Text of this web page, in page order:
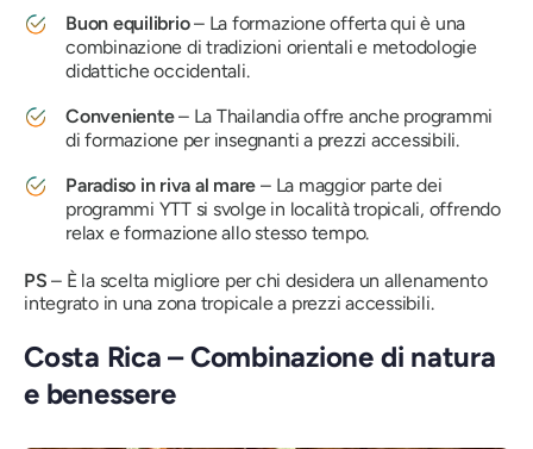
Buon equilibrio– La formazione offerta qui è una
combinazione di tradizioni orientali e metodologie
didattiche occidentali.
Conveniente– La Thailandia offre anche programmi
di formazione per insegnanti a prezzi accessibili.
Paradiso in riva al mare – La maggior parte dei
programmi YTT si svolge in località tropicali, offrendo
relax e formazione allo stesso tempo.
PS – È la scelta migliore per chi desidera un allenamento
integrato in una zona tropicale a prezzi accessibili.
Costa Rica – Combinazione di natura
e benessere